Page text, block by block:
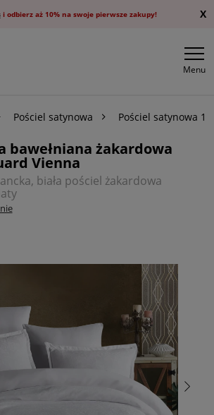
i odbierz aż 10% na swoje pierwsze zakupy! X
Menu
Pościel satynowa Pościel satynowa
bawełniana żakardowa
Vienna
biała pościel żakardowa